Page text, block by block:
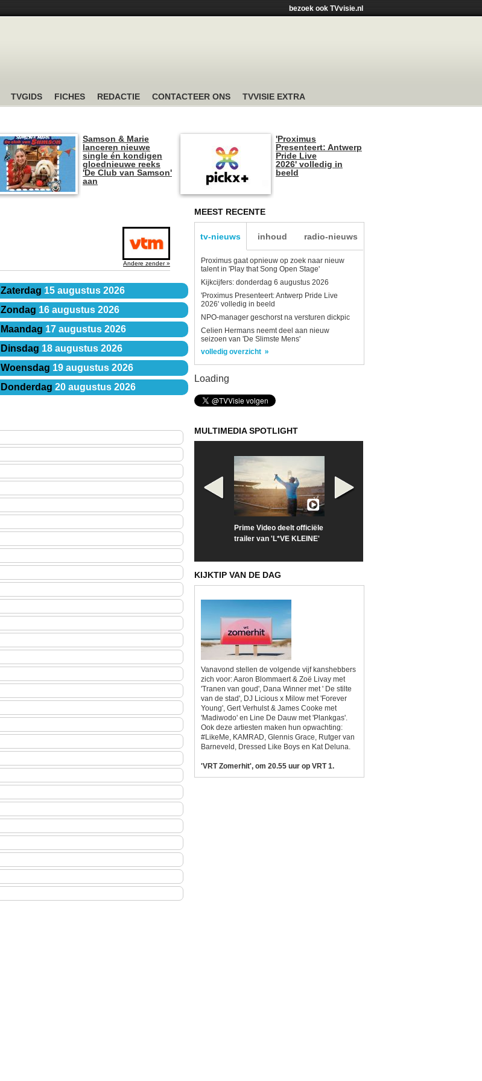
bezoek ook TVvisie.nl
TVGIDS FICHES REDACTIE CONTACTEER ONS TVVISIE EXTRA
Samson & Marie
lanceren nieuwe
single én kondigen
gloednieuwe reeks
'De Club van Samson'
aan
'Proximus
Presenteert: Antwerp
Pride Live
2026' volledig in
beeld
Andere zender »
Zaterdag 15 augustus 2026
Zondag 16 augustus 2026
Maandag 17 augustus 2026
Dinsdag 18 augustus 2026
Woensdag 19 augustus 2026
Donderdag 20 augustus 2026
MEEST RECENTE
tv-nieuws inhoud radio-nieuws
Proximus gaat opnieuw op zoek naar nieuw
talent in 'Play that Song Open Stage'
Kijkcijfers: donderdag 6 augustus 2026
'Proximus Presenteert: Antwerp Pride Live
2026' volledig in beeld
NPO-manager geschorst na versturen dickpic
Celien Hermans neemt deel aan nieuw
seizoen van 'De Slimste Mens'
volledig overzicht
Loading
MULTIMEDIA SPOTLIGHT
Prime Video deelt officiële
trailer van 'L*VE KLEINE'
KIJKTIP VAN DE DAG
Vanavond stellen de volgende vijf kanshebbers
zich voor: Aaron Blommaert & Zoë Livay met
'Tranen van goud', Dana Winner met ' De stilte
van de stad', DJ Licious x Milow met 'Forever
Young', Gert Verhulst & James Cooke met
'Madiwodo' en Line De Dauw met 'Plankgas'.
Ook deze artiesten maken hun opwachting:
#LikeMe, KAMRAD, Glennis Grace, Rutger van
Barneveld, Dressed Like Boys en Kat Deluna.
'VRT Zomerhit', om 20.55 uur op VRT 1.